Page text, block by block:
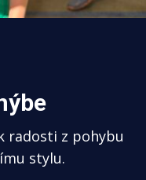
radosti z pohybu
stylu.